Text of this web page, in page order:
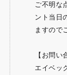
ご不明な
ント当日
ますので
【お問い
エイベッ